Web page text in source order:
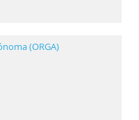
(ORGA)